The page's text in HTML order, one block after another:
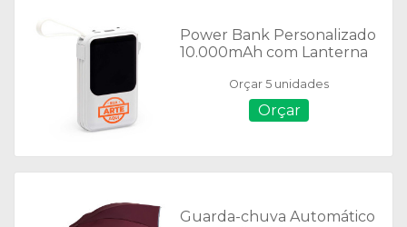
Power Bank Personalizado
10.000mAh com Lanterna
Orçar 5 unidades
Orçar
Guarda-chuva Automático